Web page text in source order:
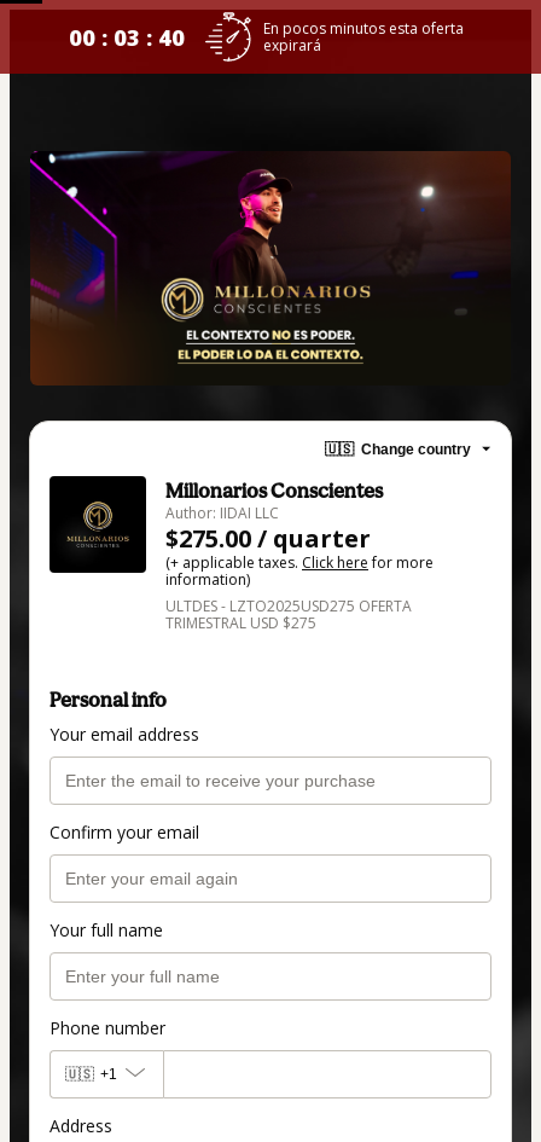
00 : 03 : 39
En pocos minutos esta oferta
expirará
🇺🇸 Change country
Millonarios Conscientes
Author: IIDAI LLC
$275.00 / quarter
(+ applicable taxes. Click herefor more
information)
ULTDES - LZTO2025USD275 OFERTA
TRIMESTRAL USD $275
Personal info
Your email address
Confirm your email
Your full name
Phone number
🇺🇸 +1
Address